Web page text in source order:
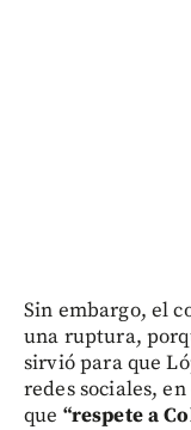
Sin embargo, el
una ruptura,
sirvió para que
redes sociales,
que “respete a